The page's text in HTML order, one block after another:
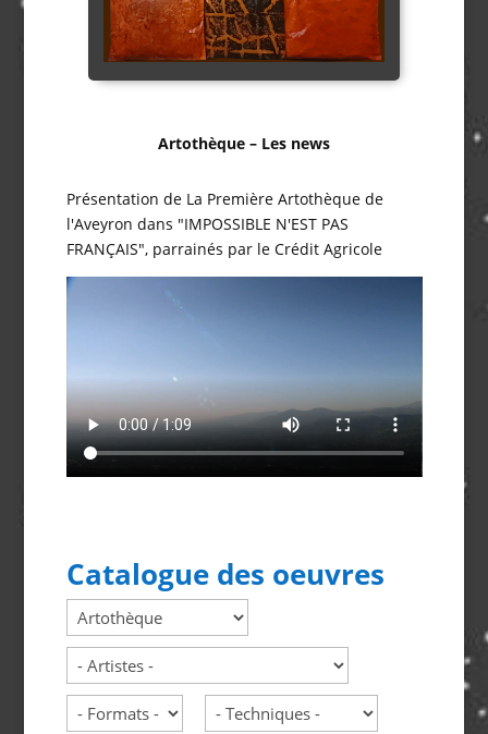
Artothèque – Les news
Présentation de La Première Artothèque de
l'Aveyron dans "IMPOSSIBLE N'EST PAS
FRANÇAIS", parrainés par le Crédit Agricole
Catalogue des oeuvres